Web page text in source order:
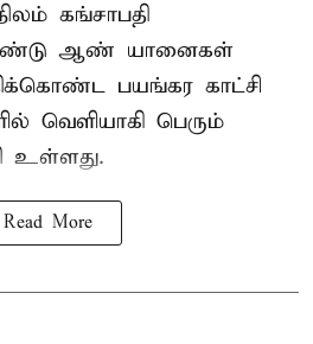
கங்சாபதி
ஆண் யானைகள்
பயங்கர காட்சி
வெளியாகி பெரும்
உள்ளது.
Read More